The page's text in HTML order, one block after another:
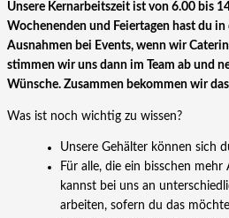
Unsere Kernarbeitszeit ist von 6.00 bis
Wochenenden und Feiertagen hast du in
Ausnahmen bei Events, wenn wir
stimmen wir uns dann im Team ab und
Wünsche. Zusammen bekommen wir
Was ist noch wichtig zu wissen?
Unsere Gehälter können sich
Für alle, die ein bisschen
kannst bei uns an
arbeiten, sofern du das